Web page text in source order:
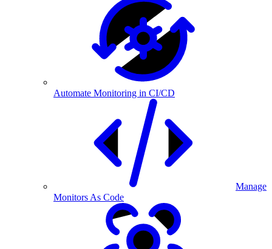
Automate Monitoring in CI/CD
Manage
Monitors As Code